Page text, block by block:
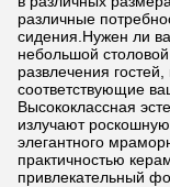
различные
сидения.Нужен ли
небольшой
развлечения
соответствующие
Высококлассная
излучают
элегантного
практичностью
привлекательный